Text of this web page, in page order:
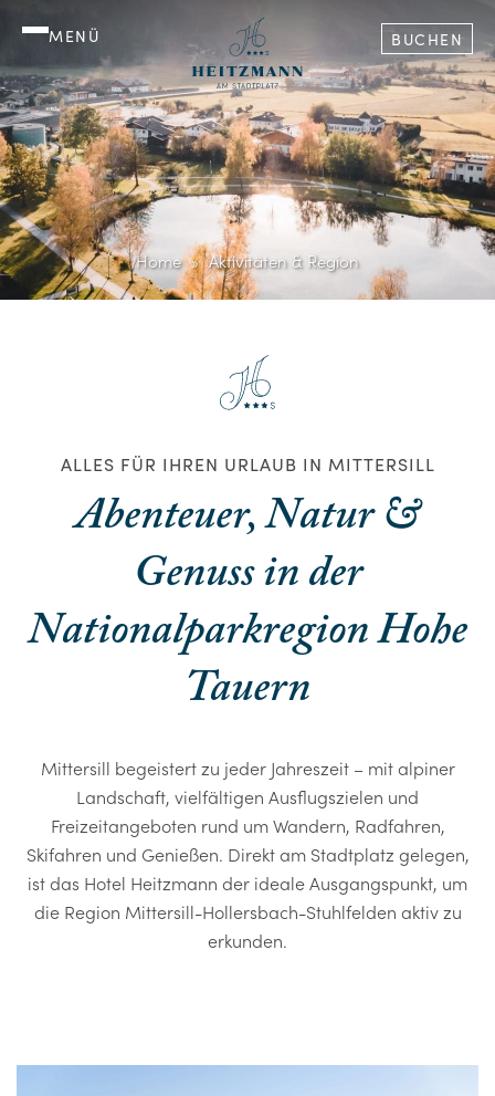
MENÜ BUCHEN
Home Aktivitäten & Region
ALLES FÜR IHREN URLAUB IN MITTERSILL
Abenteuer, Natur &
Genuss in der
Nationalparkregion Hohe
Tauern
Mittersill begeistert zu jeder Jahreszeit – mit alpiner
Landschaft, vielfältigen Ausflugszielen und
Freizeitangeboten rund um Wandern, Radfahren,
Skifahren und Genießen. Direkt am Stadtplatz gelegen,
ist das Hotel Heitzmann der ideale Ausgangspunkt, um
die Region Mittersill-Hollersbach-Stuhlfelden aktiv zu
erkunden.